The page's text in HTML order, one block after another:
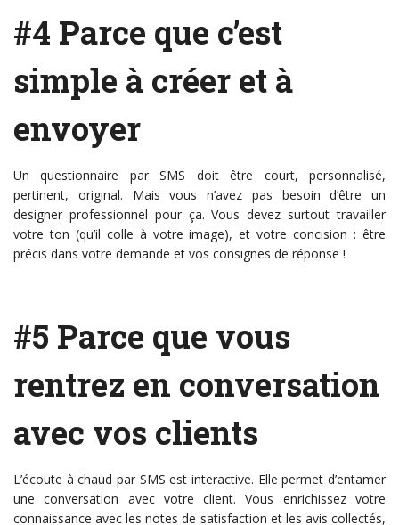
#4 Parce que c’est
simple à créer et à
envoyer
Un questionnaire par SMS doit être court, personnalisé,
pertinent, original. Mais vous n’avez pas besoin d’être un
designer professionnel pour ça. Vous devez surtout travailler
votre ton (qu’il colle à votre image), et votre concision : être
précis dans votre demande et vos consignes de réponse !
#5 Parce que vous
rentrez en conversation
avec vos clients
L’écoute à chaud par SMS est interactive. Elle permet d’entamer
une conversation avec votre client. Vous enrichissez votre
connaissance avec les notes de satisfaction et les avis collectés,